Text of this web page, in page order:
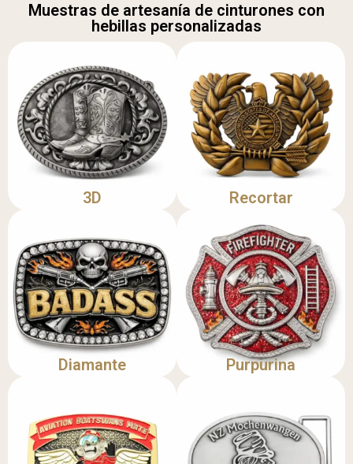
Muestras de artesanía de cinturones con
hebillas personalizadas
3D Recortar
Diamante Purpurina